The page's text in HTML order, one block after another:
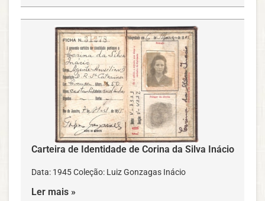
Carteira de Identidade de Corina da Silva Inácio
Data: 1945 Coleção: Luiz Gonzagas Inácio
Ler mais »